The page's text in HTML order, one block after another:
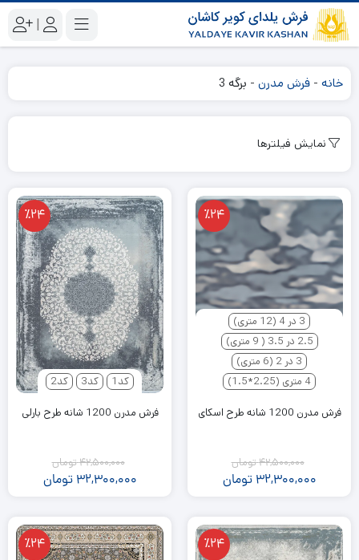
|
خانه - فرش مدرن - برگه 3
نمایش فیلترها
3 در 4 (12 متری)
2.5 در 3.5 ( 9 متری)
3 در 2 (6 متری)
4 متری (2.25*1.5)
٪24
فرش مدرن 1200 شانه طرح اسکای
42,500,000تومان
32,300,000 تومان
کد1 کد3 کد2
٪24
فرش مدرن 1200 شانه طرح بارلی
42,500,000تومان
32,300,000 تومان
٪24 ٪24